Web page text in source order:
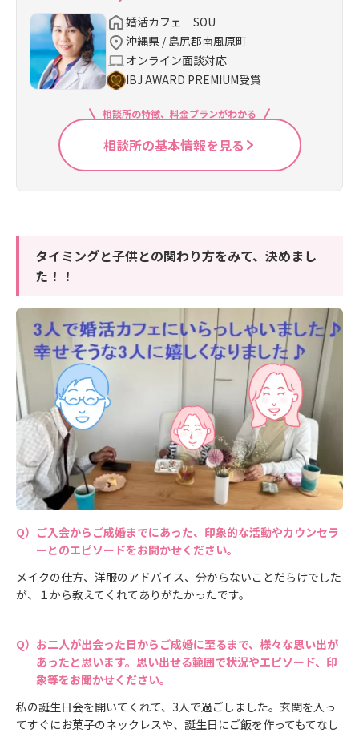
婚活カフェ SOU
沖縄県 / 島尻郡南風原町
オンライン面談対応
IBJ AWARD PREMIUM受賞
相談所の特徴、料金プランがわかる
相談所の基本情報を見る
タイミングと子供との関わり方をみて、決めまし
た！！
ご入会からご成婚までにあった、印象的な活動やカウンセラ
ーとのエピソードをお聞かせください。
メイクの仕方、洋服のアドバイス、分からないことだらけでした
が、１から教えてくれてありがたかったです。
お二人が出会った日からご成婚に至るまで、様々な思い出が
あったと思います。思い出せる範囲で状況やエピソード、印
象等をお聞かせください。
私の誕生日会を開いてくれて、3人で過ごしました。玄関を入っ
てすぐにお菓子のネックレスや、誕生日にご飯を作ってもてなし